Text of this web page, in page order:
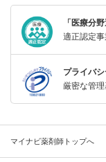
「医療分
適正認定事
プライバ
厳密な管
マイナビ薬剤師トップへ